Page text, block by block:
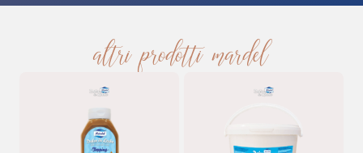
altri prodotti mardel